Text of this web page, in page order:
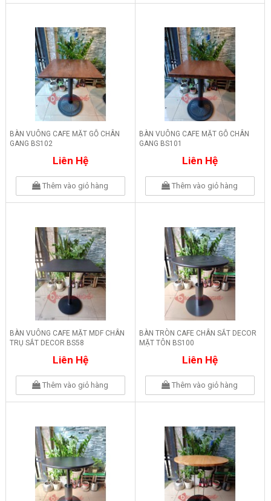
BÀN VUÔNG CAFE MẶT GỖ CHÂN
GANG BS102
Liên Hệ
Thêm vào giỏ hàng
BÀN VUÔNG CAFE MẶT GỖ CHÂN
GANG BS101
Liên Hệ
Thêm vào giỏ hàng
BÀN VUÔNG CAFE MẶT MDF CHÂN
TRỤ SẮT DECOR BS58
Liên Hệ
Thêm vào giỏ hàng
BÀN TRÒN CAFE CHÂN SẮT DECOR
MẶT TÔN BS100
Liên Hệ
Thêm vào giỏ hàng